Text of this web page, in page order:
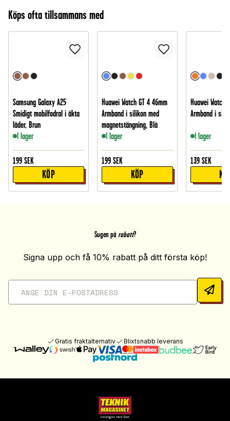
Köps ofta tillsammans med
Samsung Galaxy A25
Smidigt mobilfodral i äkta
läder, Brun
I lager
199 SEK
KÖP
Huawei Watch GT 4 46mm
Armband i silikon med
magnetstängning, Blå
I lager
199 SEK
KÖP
Huawei Watch
Armband i
I lager
139 SEK
Sugen på rabatt?
Signa upp och få 10% rabatt på ditt första köp!
Gratis fraktalternativ Blixtsnabb leverans